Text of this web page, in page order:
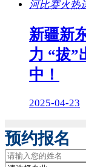
新疆新
力 “拔”
中！
2025-04-23
预约报名